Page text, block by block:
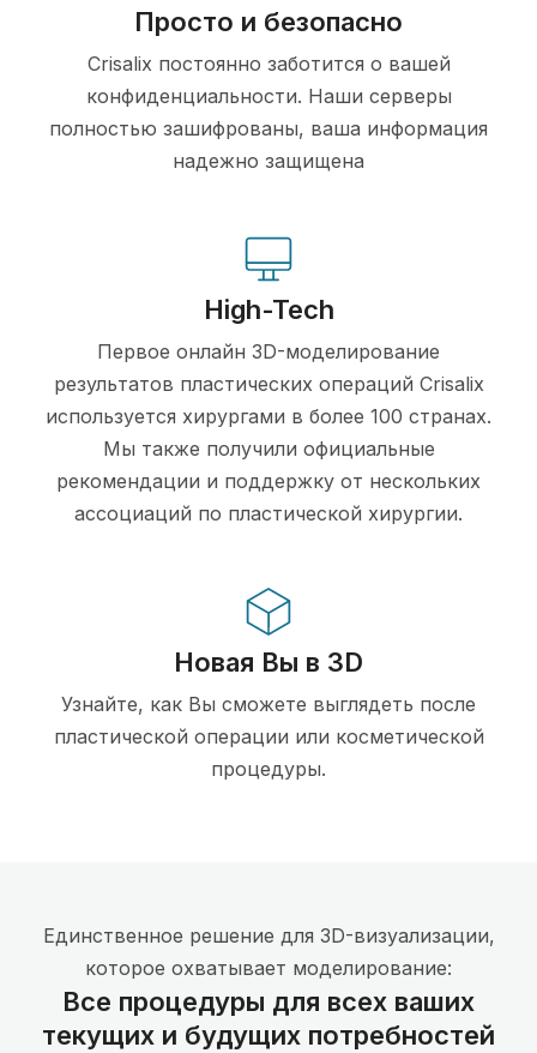
Просто и безопасно
Crisalix постоянно заботится о вашей
конфиденциальности. Наши серверы
полностью зашифрованы, ваша информация
надежно защищена
High-Tech
Первое онлайн 3D-моделирование
результатов пластических операций Crisalix
используется хирургами в более 100 странах.
Мы также получили официальные
рекомендации и поддержку от нескольких
ассоциаций по пластической хирургии.
Новая Вы в 3D
Узнайте, как Вы сможете выглядеть после
пластической операции или косметической
процедуры.
Единственное решение для 3D-визуализации,
которое охватывает моделирование:
Все процедуры для всех ваших
текущих и будущих потребностей